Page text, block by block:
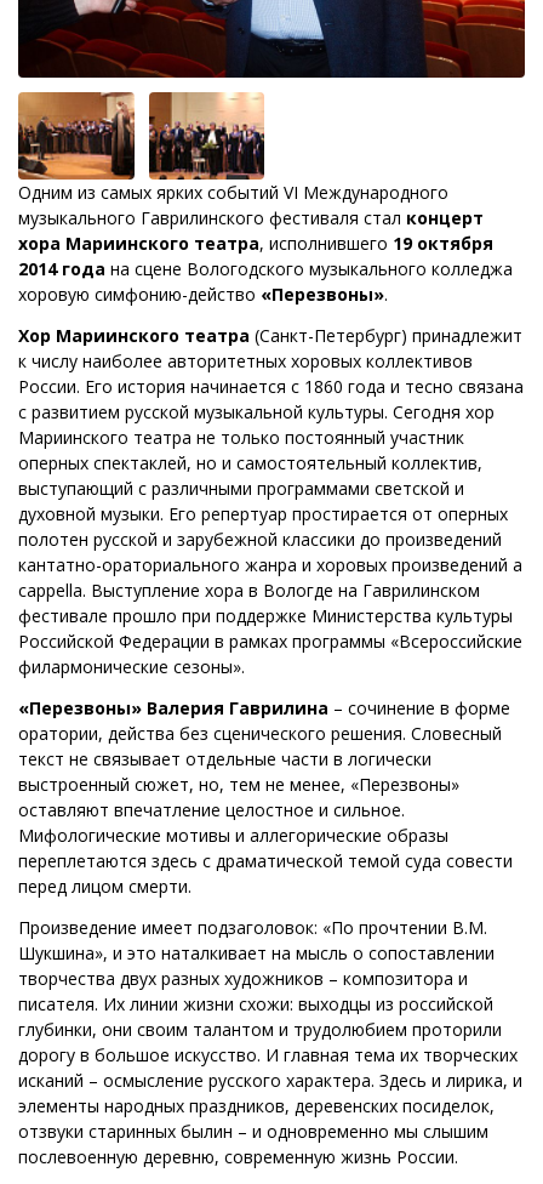
Одним из самых ярких событий VI Международного
музыкального Гаврилинского фестиваля стал концерт
хора Мариинского театра, исполнившего 19 октября
2014 года на сцене Вологодского музыкального колледжа
хоровую симфонию-действо «Перезвоны».
Хор Мариинского театра (Санкт-Петербург) принадлежит
к числу наиболее авторитетных хоровых коллективов
России. Его история начинается с 1860 года и тесно связана
с развитием русской музыкальной культуры. Сегодня хор
Мариинского театра не только постоянный участник
оперных спектаклей, но и самостоятельный коллектив,
выступающий с различными программами светской и
духовной музыки. Его репертуар простирается от оперных
полотен русской и зарубежной классики до произведений
кантатно-ораториального жанра и хоровых произведений a
cappella. Выступление хора в Вологде на Гаврилинском
фестивале прошло при поддержке Министерства культуры
Российской Федерации в рамках программы «Всероссийские
филармонические сезоны».
«Перезвоны» Валерия Гаврилина – сочинение в форме
оратории, действа без сценического решения. Словесный
текст не связывает отдельные части в логически
выстроенный сюжет, но, тем не менее, «Перезвоны»
оставляют впечатление целостное и сильное.
Мифологические мотивы и аллегорические образы
переплетаются здесь с драматической темой суда совести
перед лицом смерти.
Произведение имеет подзаголовок: «По прочтении В.М.
Шукшина», и это наталкивает на мысль о сопоставлении
творчества двух разных художников – композитора и
писателя. Их линии жизни схожи: выходцы из российской
глубинки, они своим талантом и трудолюбием проторили
дорогу в большое искусство. И главная тема их творческих
исканий – осмысление русского характера. Здесь и лирика, и
элементы народных праздников, деревенских посиделок,
отзвуки старинных былин – и одновременно мы слышим
послевоенную деревню, современную жизнь России.